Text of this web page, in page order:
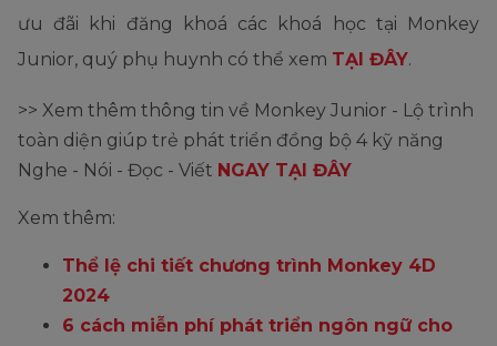
ưu đãi khi đăng khoá các khoá học tại Monkey
Junior, quý phụ huynh có thể xem TẠI ĐÂY.
>> Xem thêm thông tin về Monkey Junior - Lộ trình
toàn diện giúp trẻ phát triển đồng bộ 4 kỹ năng
Nghe - Nói - Đọc - Viết NGAY TẠI ĐÂY
Xem thêm:
Thể lệ chi tiết chương trình Monkey 4D
2024
6 cách miễn phí phát triển ngôn ngữ cho